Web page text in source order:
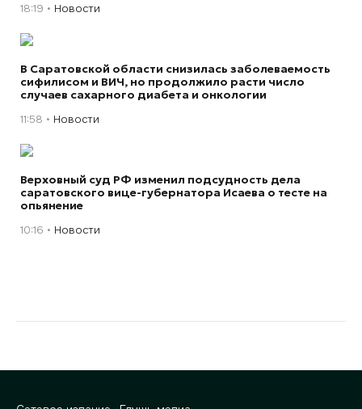
18:19 Новости
В Саратовской области снизилась заболеваемость
сифилисом и ВИЧ, но продолжило расти число
случаев сахарного диабета и онкологии
11:58 Новости
Верховный суд РФ изменил подсудность дела
саратовского вице-губернатора Исаева о тесте на
опьянение
10:16 Новости